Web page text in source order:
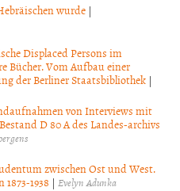
wurde |
Displaced Persons im
Bücher. Vom Aufbau einer
der Berliner Staatsbibliothek |
von Interviews mit
D 80 A des Landes-archivs
zwischen Ost und West.
1938 | Evelyn Adunka